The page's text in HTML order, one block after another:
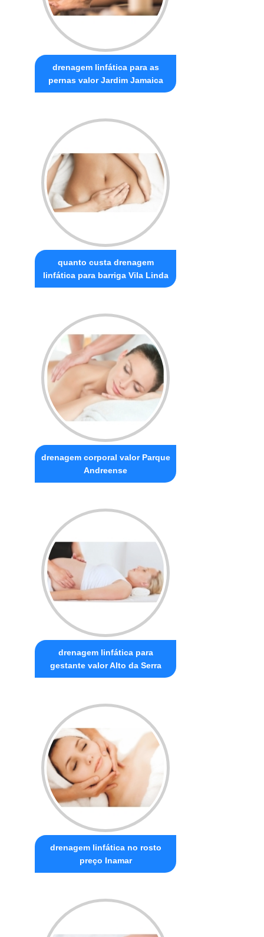
drenagem linfática para as
pernas valor Jardim Jamaica
quanto custa drenagem
linfática para barriga Vila Linda
drenagem corporal valor Parque
Andreense
drenagem linfática para
gestante valor Alto da Serra
drenagem linfática no rosto
preço Inamar